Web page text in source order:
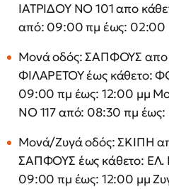
ΙΑΤΡΙΔΟΥ ΝΟ 101 απο
από: 09:00 πμ έως: 02:00
Μονά οδός: ΣΑΠΦΟΥΣ απο
ΦΙΛΑΡΕΤΟΥ έως κάθετο:
09:00 πμ έως: 12:00 μμ
ΝΟ 117 από: 08:30 πμ
Μονά/Ζυγά οδός: ΣΚΙΠΗ
ΣΑΠΦΟΥΣ έως κάθετο: ΕΛ.
09:00 πμ έως: 12:00 μμ